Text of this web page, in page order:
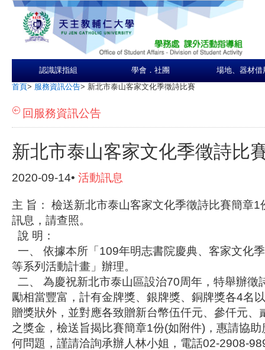
認識課指組 學會．社團 場地、器材借
首頁> 服務資訊公告> 新北市泰山客家文化季徵詩比賽
回服務資訊公告
新北市泰山客家文化季徵詩比
2020-09-14• 活動訊息
主 旨： 檢送新北市泰山客家文化季徵詩比賽簡章1
訊息，請查照。
說 明：
一、 依據本所「109年明志書院慶典、客家文化
等系列活動計畫」辦理。
二、 為慶祝新北市泰山區設治70周年，特舉辦徵
勵相當豐富，計有金牌獎、銀牌獎、銅牌獎各4名
贈獎狀外，並對應各致贈新台幣伍仟元、參仟元、
之獎金，檢送旨揭比賽簡章1份(如附件)，惠請協
何問題，謹請洽詢承辦人林小姐，電話02-2908-